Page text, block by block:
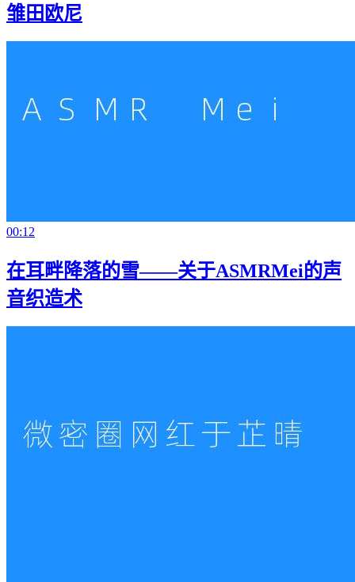
雏田欧尼
00:12
在耳畔降落的雪——关于ASMRMei的声
音织造术